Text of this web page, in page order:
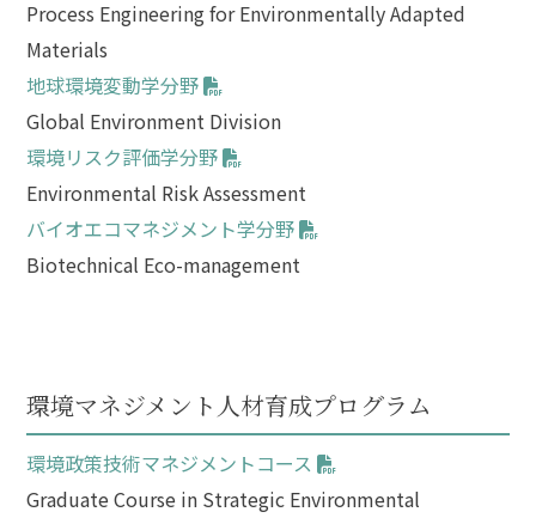
Process Engineering for Environmentally Adapted
Materials
地球環境変動学分野
Global Environment Division
環境リスク評価学分野
Environmental Risk Assessment
バイオエコマネジメント学分野
Biotechnical Eco-management
環境マネジメント人材育成プログラム
環境政策技術マネジメントコース
Graduate Course in Strategic Environmental